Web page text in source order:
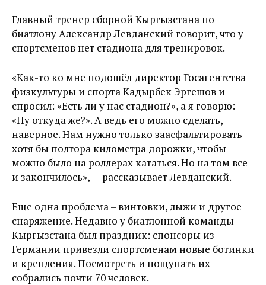
Главный тренер сборной Кыргызстана по
биатлону Александр Левданский говорит, что у
спортсменов нет стадиона для тренировок.
«Как-то ко мне подошёл директор Госагентства
физкультуры и спорта Кадырбек Эргешов и
спросил: «Есть ли у нас стадион?», а я говорю:
«Ну откуда же?». А ведь его можно сделать,
наверное. Нам нужно только заасфальтировать
хотя бы полтора километра дорожки, чтобы
можно было на роллерах кататься. Но на том все
и закончилось», — рассказывает Левданский.
Еще одна проблема – винтовки, лыжи и другое
снаряжение. Недавно у биатлонной команды
Кыргызстана был праздник: спонсоры из
Германии привезли спортсменам новые ботинки
и крепления. Посмотреть и пощупать их
собрались почти 70 человек.